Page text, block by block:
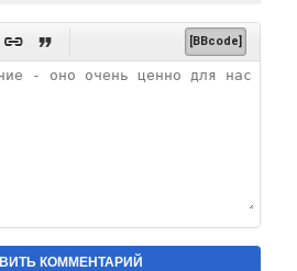
  [BBcode]